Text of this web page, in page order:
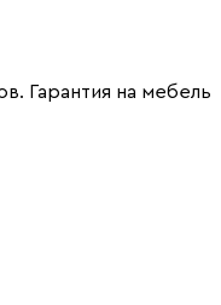
Гарантия на мебель